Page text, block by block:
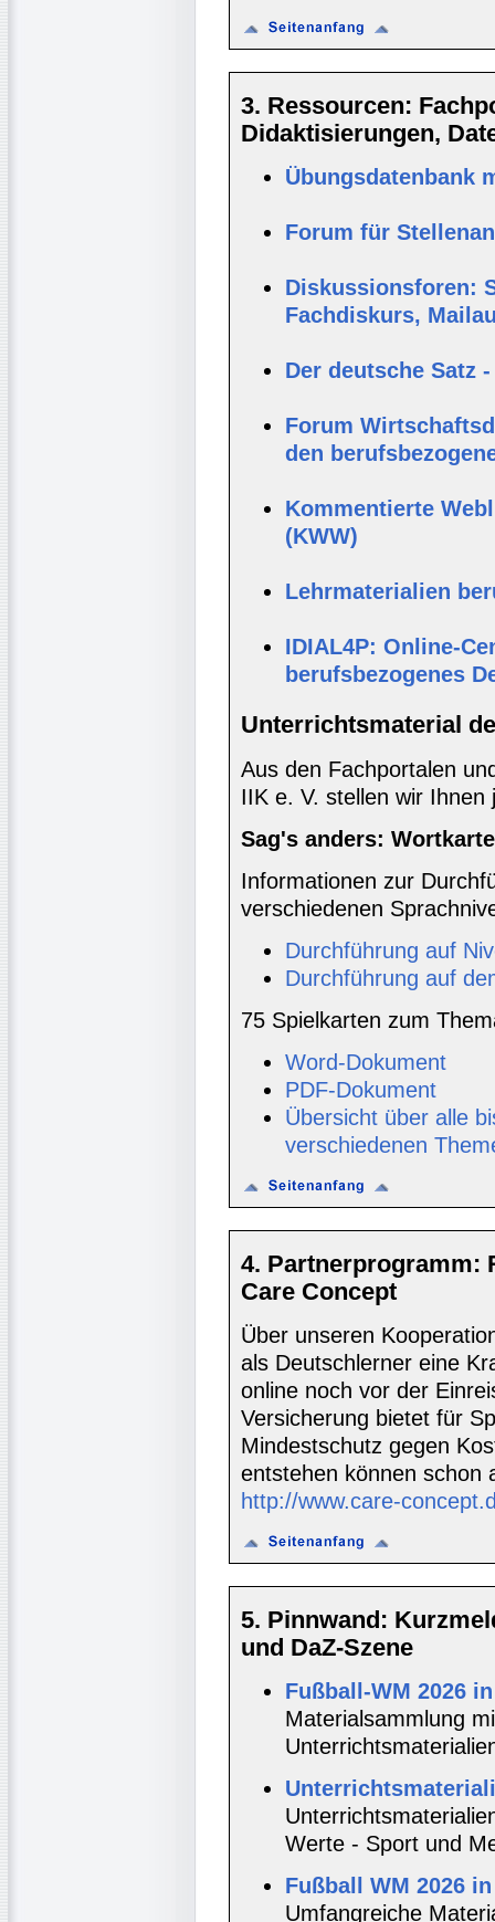
3. Ressourcen:
Didaktisierungen,
Übungsdatenbank
Forum für
Diskussionsforen:
Fachdiskurs,
Der deutsche Satz
Forum
den
Kommentierte
(KWW)
Lehrmaterialien
IDIAL4P: Online-
berufsbezogenes
Unterrichtsmaterial
Aus den Fachportalen
IIK e. V. stellen wir Ihnen
Sag's anders:
Informationen zur
verschiedenen
Durchführung auf
Durchführung auf
75 Spielkarten zum
Word-Dokument
PDF-Dokument
Übersicht über alle
verschiedenen
4. Partnerprogramm:
Care Concept
Über unseren
als Deutschlerner eine
online noch vor der
Versicherung bietet für
Mindestschutz gegen
entstehen können schon
http://www.care-
5. Pinnwand:
und DaZ-Szene
Fußball-WM 2026
Materialsammlung
Werte - Sport und
Fußball WM 2026
Umfangreiche